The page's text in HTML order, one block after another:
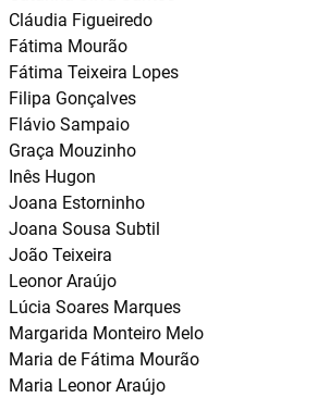
Cláudia Figueiredo
Fátima Mourão
Fátima Teixeira Lopes
Filipa Gonçalves
Flávio Sampaio
Graça Mouzinho
Inês Hugon
Joana Estorninho
Joana Sousa Subtil
João Teixeira
Leonor Araújo
Lúcia Soares Marques
Margarida Monteiro Melo
Maria de Fátima Mourão
Maria Leonor Araújo